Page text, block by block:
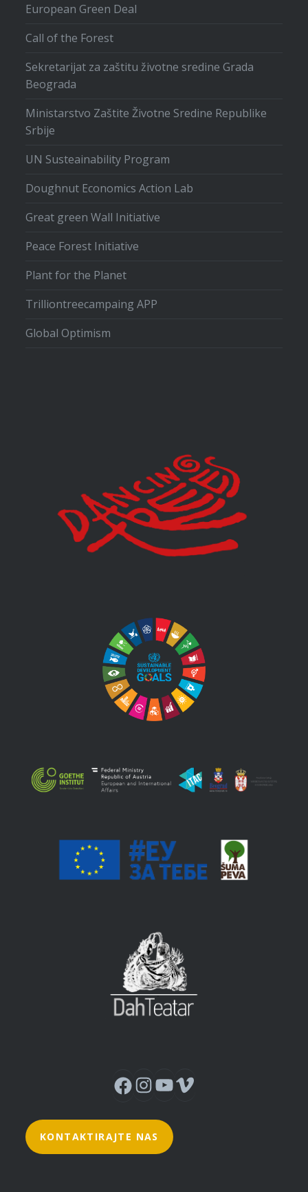
European Green Deal
Call of the Forest
Sekretarijat za zaštitu životne sredine Grada
Beograda
Ministarstvo Zaštite Životne Sredine Republike
Srbije
UN Susteainability Program
Doughnut Economics Action Lab
Great green Wall Initiative
Peace Forest Initiative
Plant for the Planet
Trilliontreecampaing APP
Global Optimism
Facebook Instagram YouTube Vimeo
KONTAKTIRAJTE NAS